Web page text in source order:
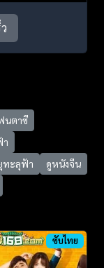
นตาซี
า
ทะลุฟ้า
ดูหนังจีน
ซับไทย